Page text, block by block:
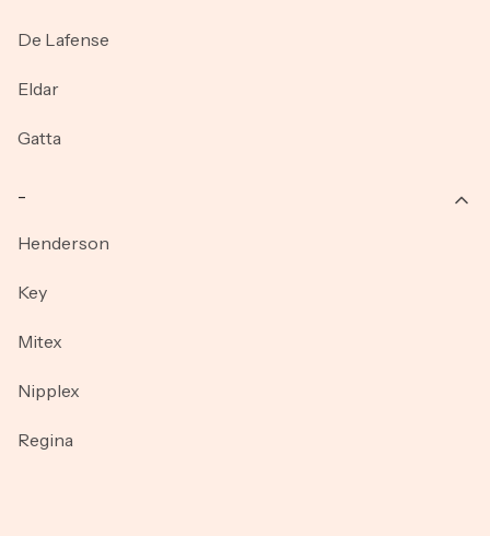
De Lafense
Eldar
Gatta
Henderson
Key
Mitex
Nipplex
Regina